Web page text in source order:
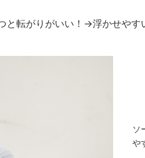
と転がりがいい！→浮かせやす
ソ
や